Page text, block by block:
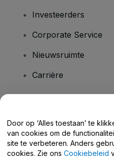
Investeerders
Corporate Service
Nieuwsruimte
Carrière
Helpcentrum /
Door op ‘Alles toestaan’ te
van cookies om de
site te verbeteren. Anders
cookies. Zie ons Cookiebeleid